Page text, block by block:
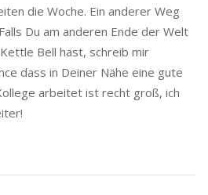
die Woche. Ein anderer Weg
Du am anderen Ende der Welt
Bell hast, schreib mir
dass in Deiner Nähe eine gute
arbeitet ist recht groß, ich